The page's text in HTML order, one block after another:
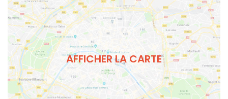
AFFICHER LA CARTE